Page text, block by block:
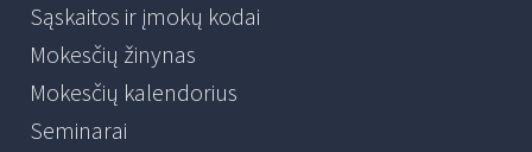
Sąskaitos ir įmokų kodai
Mokesčių žinynas
Mokesčių kalendorius
Seminarai